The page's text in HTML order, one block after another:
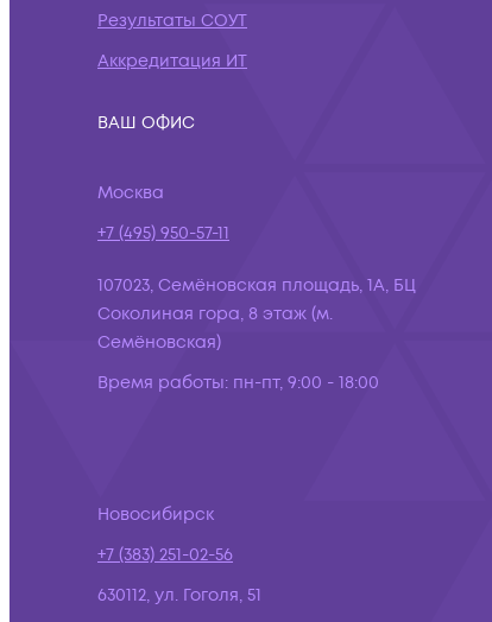
Результаты СОУТ
Аккредитация ИТ
ВАШ ОФИС
Москва
+7 (495) 950-57-11
107023, Семёновская площадь, 1А, БЦ
Соколиная гора, 8 этаж (м.
Семёновская)
Время работы: пн-пт, 9:00 - 18:00
Новосибирск
+7 (383) 251-02-56
630112, ул. Гоголя, 51